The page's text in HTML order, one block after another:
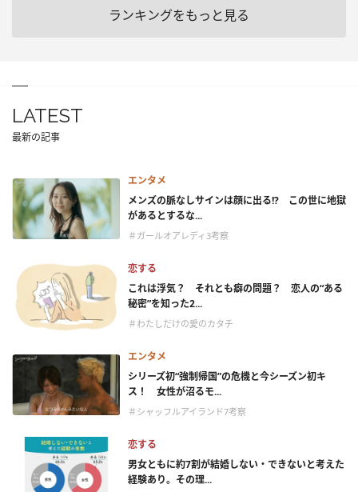
ランキングをもっと見る
LATEST
最新の記事
エンタメ
メンズの脈なしサインは顔に出る!? この世に地獄
があるとするな...
＃ガールオアレディ3考察
恋する
これは浮気？ それとも癖の問題？ 恋人の“ある
秘密”を知った2...
＃わたしだけの愛のカタチ
エンタメ
シリーズ初“強制帰国”の危機と今シーズン初キ
ス！ 女性が沼るモ...
＃シャッフルアイランド7考察
恋する
男女ともに約7割が結婚しない・できないと考えた
経験あり。その理...